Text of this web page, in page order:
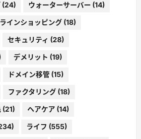
(24) ウォーターサーバー (14)
インショッピング (18)
セキュリティ (28)
デメリット (19)
ドメイン移管 (15)
ファクタリング (18)
(21) ヘアケア (14)
ライフ (555)